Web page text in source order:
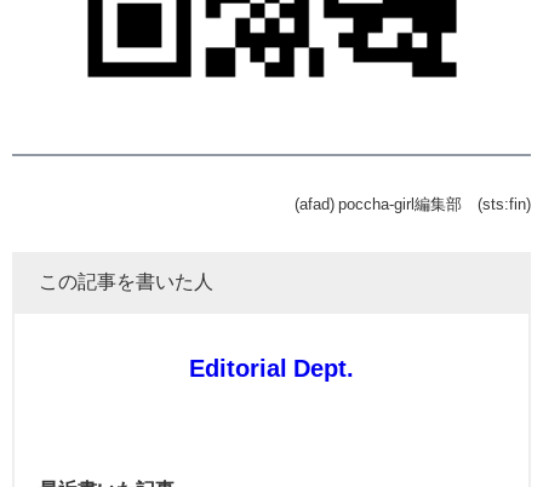
(afad) poccha-girl編集部 (sts:fin)
この記事を書いた人
Editorial Dept.